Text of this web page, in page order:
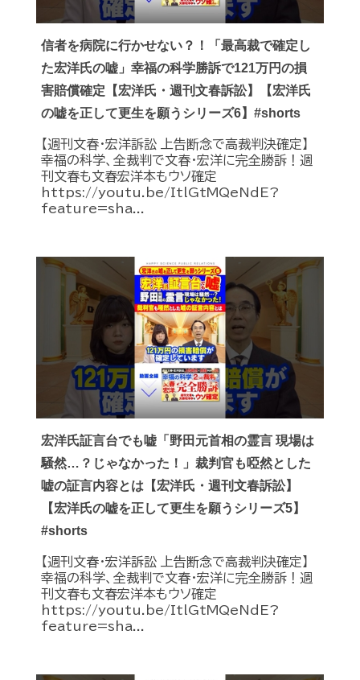
信者を病院に行かせない？！「最高裁で確定し
た宏洋氏の嘘」幸福の科学勝訴で121万円の損
害賠償確定【宏洋氏・週刊文春訴訟】【宏洋氏
の嘘を正して更生を願うシリーズ6】#shorts
【週刊文春・宏洋訴訟 上告断念で高裁判決確定】
幸福の科学、全裁判で文春・宏洋に完全勝訴！週
刊文春も文春宏洋本もウソ確定
https://youtu.be/ItlGtMQeNdE?
feature=sha...
宏洋氏証言台でも嘘「野田元首相の霊言 現場は
騒然…？じゃなかった！」裁判官も啞然とした
嘘の証言内容とは【宏洋氏・週刊文春訴訟】
【宏洋氏の嘘を正して更生を願うシリーズ5】
#shorts
【週刊文春・宏洋訴訟 上告断念で高裁判決確定】
幸福の科学、全裁判で文春・宏洋に完全勝訴！週
刊文春も文春宏洋本もウソ確定
https://youtu.be/ItlGtMQeNdE?
feature=sha...